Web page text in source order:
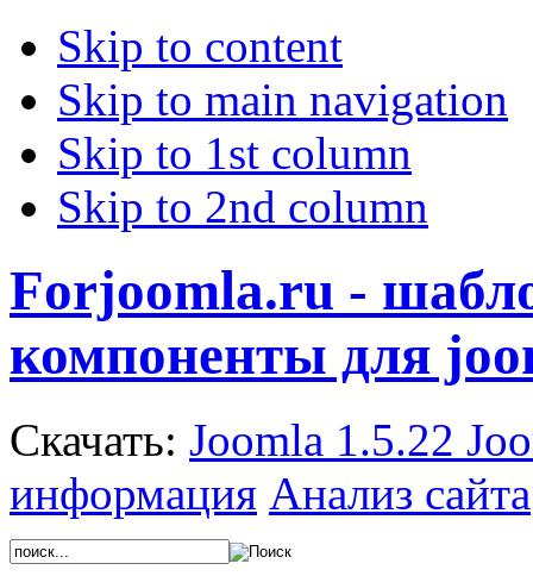
Skip to content
Skip to main navigation
Skip to 1st column
Skip to 2nd column
Forjoomla.ru -
компоненты для
Скачать: Joomla 1.5.22
информация Анализ сайта